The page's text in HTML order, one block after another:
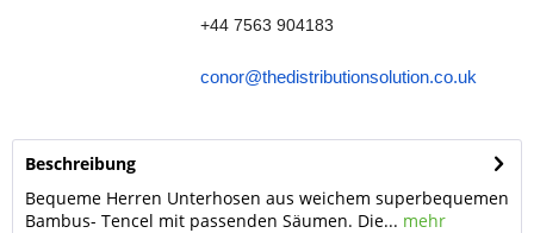
+44 7563 904183
conor@thedistributionsolution.co.uk
Beschreibung
Bequeme Herren Unterhosen aus weichem superbequemen
Bambus- Tencel mit passenden Säumen. Die... mehr